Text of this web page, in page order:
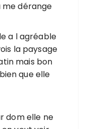
me dérange
a l agréable
la paysage
mais bon
que elle
dom elle ne